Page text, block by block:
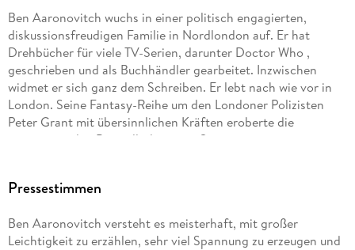
Ben Aaronovitch wuchs in einer politisch engagierten,
diskussionsfreudigen Familie in Nordlondon auf. Er hat
Drehbücher für viele TV-Serien, darunter Doctor Who ,
geschrieben und als Buchhändler gearbeitet. Inzwischen
widmet er sich ganz dem Schreiben. Er lebt nach wie vor in
London. Seine Fantasy-Reihe um den Londoner Polizisten
Peter Grant mit übersinnlichen Kräften eroberte die
internationalen Bestsellerlisten im Sturm.
Pressestimmen
Ben Aaronovitch versteht es meisterhaft, mit großer
Leichtigkeit zu erzählen, sehr viel Spannung zu erzeugen und